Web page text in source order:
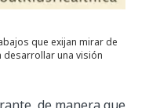
que exijan mirar de
desarrollar una visión